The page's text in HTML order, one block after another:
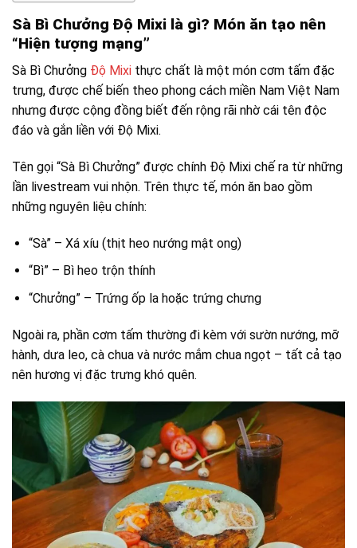
Sà Bì Chưởng Độ Mixi là gì? Món ăn tạo nên
“Hiện tượng mạng”
Sà Bì Chưởng Độ Mixi thực chất là một món cơm tấm đặc
trưng, được chế biến theo phong cách miền Nam Việt Nam
nhưng được cộng đồng biết đến rộng rãi nhờ cái tên độc
đáo và gắn liền với Độ Mixi.
Tên gọi “Sà Bì Chưởng” được chính Độ Mixi chế ra từ những
lần livestream vui nhộn. Trên thực tế, món ăn bao gồm
những nguyên liệu chính:
“Sà” – Xá xíu (thịt heo nướng mật ong)
“Bì” – Bì heo trộn thính
“Chưởng” – Trứng ốp la hoặc trứng chưng
Ngoài ra, phần cơm tấm thường đi kèm với sườn nướng, mỡ
hành, dưa leo, cà chua và nước mắm chua ngọt – tất cả tạo
nên hương vị đặc trưng khó quên.